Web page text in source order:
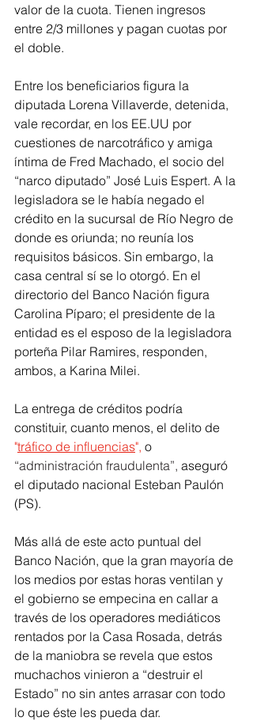
valor de la cuota. Tienen ingresos
entre 2/3 millones y pagan cuotas por
el doble.
Entre los beneficiarios figura la
diputada Lorena Villaverde, detenida,
vale recordar, en los EE.UU por
cuestiones de narcotráfico y amiga
íntima de Fred Machado, el socio del
“narco diputado” José Luis Espert. A la
legisladora se le había negado el
crédito en la sucursal de Río Negro de
donde es oriunda; no reunía los
requisitos básicos. Sin embargo, la
casa central sí se lo otorgó. En el
directorio del Banco Nación figura
Carolina Píparo; el presidente de la
entidad es el esposo de la legisladora
porteña Pilar Ramires, responden,
ambos, a Karina Milei.
La entrega de créditos podría
constituir, cuanto menos, el delito de
"tráfico de influencias", o
“administración fraudulenta”, aseguró
el diputado nacional Esteban Paulón
(PS).
Más allá de este acto puntual del
Banco Nación, que la gran mayoría de
los medios por estas horas ventilan y
el gobierno se empecina en callar a
través de los operadores mediáticos
rentados por la Casa Rosada, detrás
de la maniobra se revela que estos
muchachos vinieron a “destruir el
Estado” no sin antes arrasar con todo
lo que éste les pueda dar.